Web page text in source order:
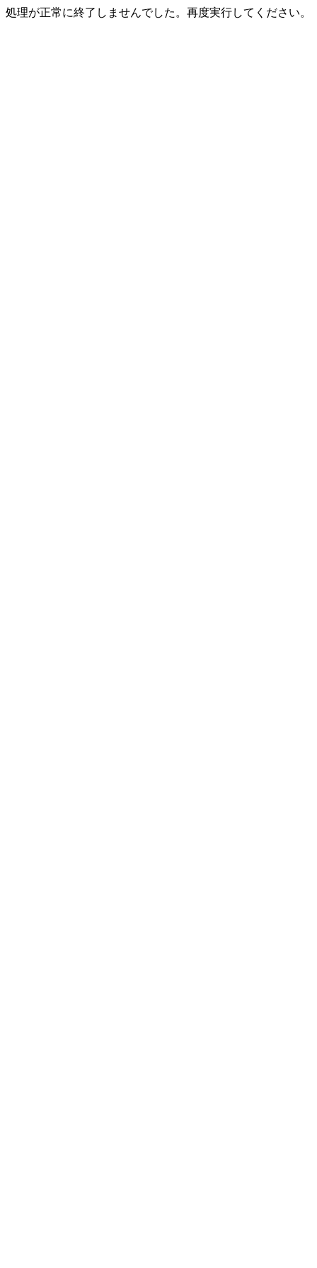
処理が正常に終了しませんでした。再度実行してください。